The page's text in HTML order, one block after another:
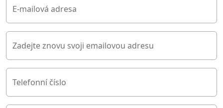
E-mailová adresa
Zadejte znovu svoji emailovou adresu
Telefonní číslo